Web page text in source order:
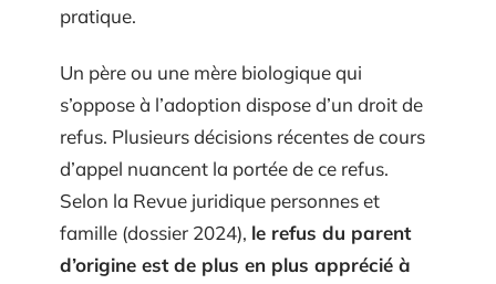
pratique.
Un père ou une mère biologique qui
s’oppose à l’adoption dispose d’un droit de
refus. Plusieurs décisions récentes de cours
d’appel nuancent la portée de ce refus.
Selon la Revue juridique personnes et
famille (dossier 2024), le refus du parent
d’origine est de plus en plus apprécié à